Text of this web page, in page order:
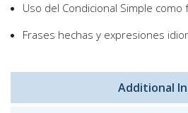
Uso del Condicional Simple
Frases hechas y expresiones
Additional